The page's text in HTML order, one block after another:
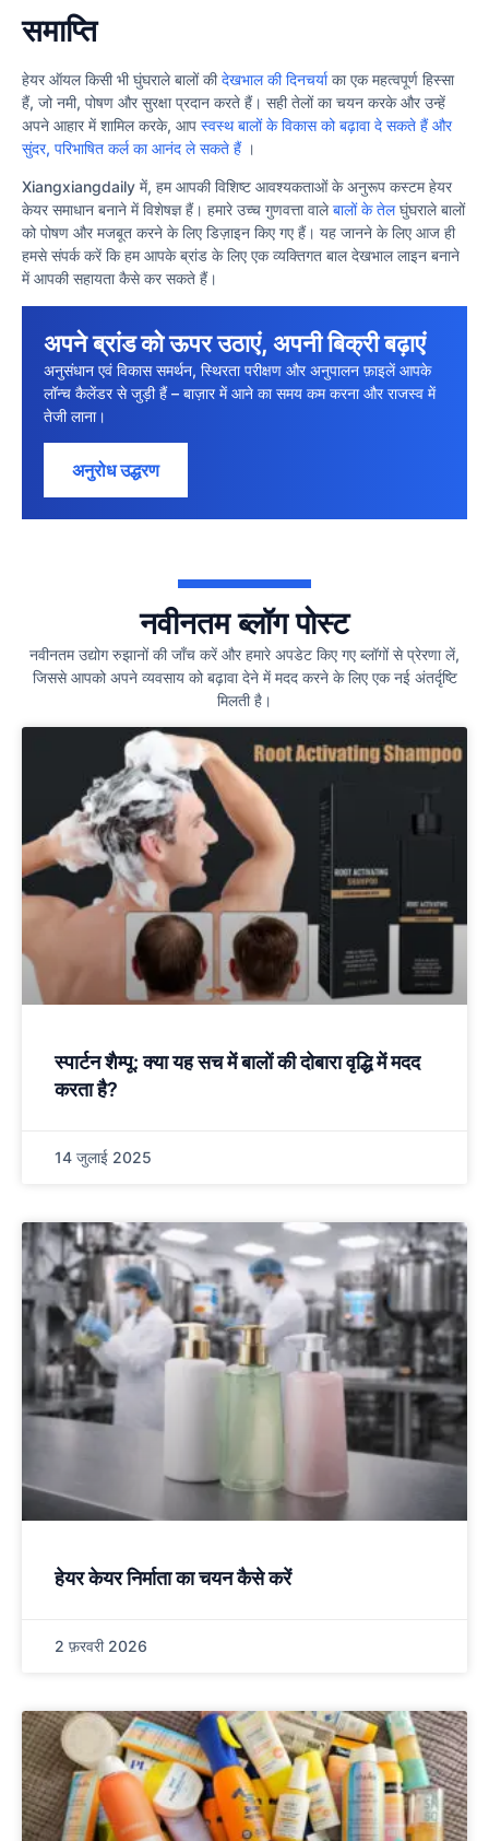
समाप्ति
हेयर ऑयल किसी भी घुंघराले बालों कीदेखभाल की दिनचर्याका एक महत्वपूर्ण हिस्सा
हैं, जो नमी, पोषण और सुरक्षा प्रदान करते हैं। सही तेलों का चयन करके और उन्हें
अपने आहार में शामिल करके, आप स्वस्थ बालों के विकास को बढ़ावा दे सकते हैं और
सुंदर, परिभाषित कर्ल का आनंद ले सकते हैं।
Xiangxiangdaily में, हम आपकी विशिष्ट आवश्यकताओं के अनुरूप कस्टम हेयर
केयर समाधान बनाने में विशेषज्ञ हैं। हमारे उच्च गुणवत्ता वालेबालों के तेलघुंघराले बालों
को पोषण और मजबूत करने के लिए डिज़ाइन किए गए हैं। यह जानने के लिए आज ही
हमसे संपर्क करें कि हम आपके ब्रांड के लिए एक व्यक्तिगत बाल देखभाल लाइन बनाने
में आपकी सहायता कैसे कर सकते हैं।
अपने ब्रांड को ऊपर उठाएं, अपनी बिक्री बढ़ाएं
अनुसंधान एवं विकास समर्थन, स्थिरता परीक्षण और अनुपालन फ़ाइलें आपके
लॉन्च कैलेंडर से जुड़ी हैं – बाज़ार में आने का समय कम करना और राजस्व में
तेजी लाना।
अनुरोध उद्धरण
नवीनतम ब्लॉग पोस्ट
नवीनतम उद्योग रुझानों की जाँच करें और हमारे अपडेट किए गए ब्लॉगों से प्रेरणा लें,
जिससे आपको अपने व्यवसाय को बढ़ावा देने में मदद करने के लिए एक नई अंतर्दृष्टि
मिलती है।
स्पार्टन शैम्पू: क्या यह सच में बालों की दोबारा वृद्धि में मदद
करता है?
14 जुलाई 2025
हेयर केयर निर्माता का चयन कैसे करें
2 फ़रवरी 2026